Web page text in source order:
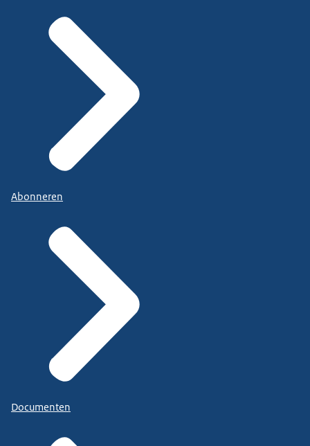
Abonneren
Documenten